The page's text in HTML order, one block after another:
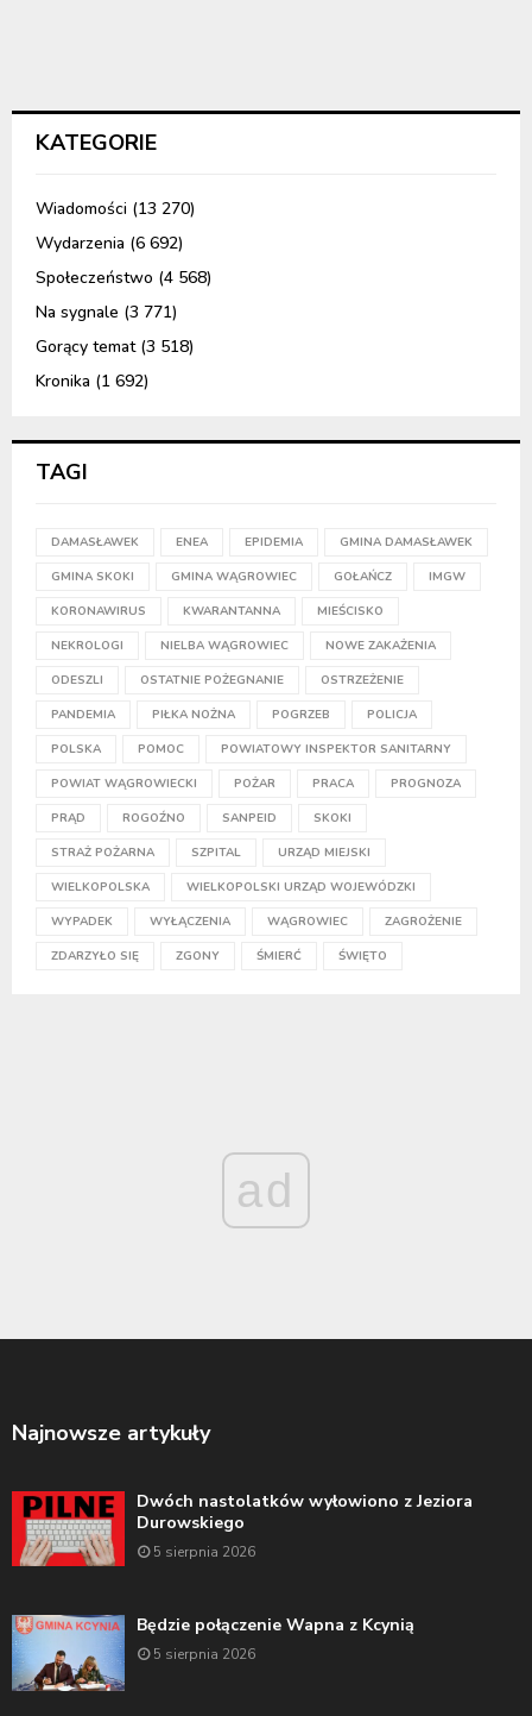
KATEGORIE
Wiadomości (13 270)
Wydarzenia (6 692)
Społeczeństwo (4 568)
Na sygnale (3 771)
Gorący temat(3 518)
Kronika (1 692)
TAGI
DAMASŁAWEK ENEA EPIDEMIA GMINA DAMASŁAWEK
GMINA SKOKI GMINA WĄGROWIEC GOŁAŃCZ IMGW
KORONAWIRUS KWARANTANNA MIEŚCISKO
NEKROLOGI NIELBA WĄGROWIEC NOWE ZAKAŻENIA
ODESZLI OSTATNIE POŻEGNANIE OSTRZEŻENIE
PANDEMIA PIŁKA NOŻNA POGRZEB POLICJA
POLSKA POMOC POWIATOWY INSPEKTOR SANITARNY
POWIAT WĄGROWIECKI POŻAR PRACA PROGNOZA
PRĄD ROGOŹNO SANPEID SKOKI
STRAŻ POŻARNA SZPITAL URZĄD MIEJSKI
WIELKOPOLSKA WIELKOPOLSKI URZĄD WOJEWÓDZKI
WYPADEK WYŁĄCZENIA WĄGROWIEC ZAGROŻENIE
ZDARZYŁO SIĘ ZGONY ŚMIERĆ ŚWIĘTO
ad
Najnowsze artykuły
Dwóch nastolatków wyłowiono z Jeziora
Durowskiego
5 sierpnia 2026
Będzie połączenie Wapna z Kcynią
5 sierpnia 2026